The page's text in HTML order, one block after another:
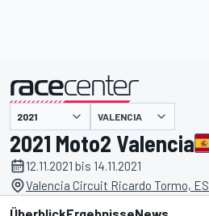
VALENCIA
2021 Moto2 Valencia
12.11.2021 bis 14.11.2021
Valencia Circuit Ricardo Tormo, ES